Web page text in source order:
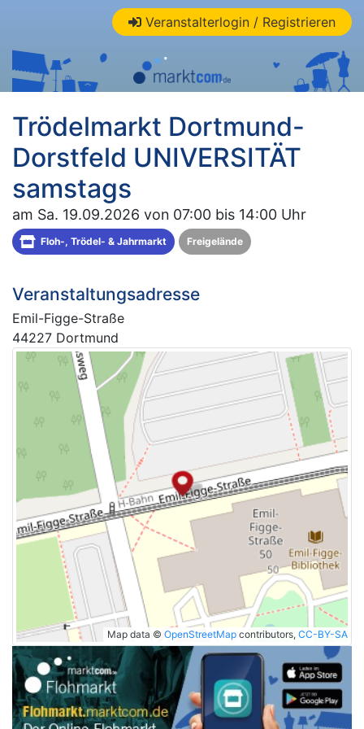
Veranstalterlogin / Registrieren
Trödelmarkt Dortmund-
Dorstfeld UNIVERSITÄT
samstags
am Sa. 19.09.2026 von 07:00 bis 14:00 Uhr
Floh-, Trödel- & Jahrmarkt Freigelände
Veranstaltungsadresse
Emil-Figge-Straße
44227 Dortmund
Map data © OpenStreetMap contributors, CC-BY-SA